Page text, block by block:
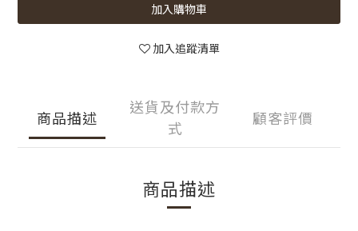
加入購物車
加入追蹤清單
商品描述
送貨及付款方
式
顧客評價
商品描述